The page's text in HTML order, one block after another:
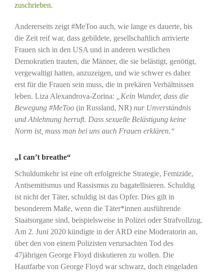
zuschrieben.
Andererseits zeigt #MeToo auch, wie lange es dauerte, bis
die Zeit reif war, dass gebildete, gesellschaftlich arrivierte
Frauen sich in den USA und in anderen westlichen
Demokratien trauten, die Männer, die sie belästigt, genötigt,
vergewaltigt hatten, anzuzeigen, und wie schwer es daher
erst für die Frauen sein muss, die in prekären Verhältnissen
leben. Liza Alexandrova-Zorina:
„Kein Wunder, dass die
Bewegung #MeToo (in Russland, NR) nur Unverständnis
und Ablehnung herruft. Dass sexuelle Belästigung keine
Norm ist, muss man bei uns auch Frauen erklären.“
„I can’t breathe“
Schuldumkehr ist eine oft erfolgreiche Strategie, Femizide,
Antisemitismus und Rassismus zu bagatellisieren. Schuldig
ist nicht der Täter, schuldig ist das Opfer. Dies gilt in
besonderem Maße, wenn die Täter*innen ausführende
Staatsorgane sind, beispielsweise in Polizei oder Strafvollzug.
Am 2. Juni 2020 kündigte in der ARD eine Moderatorin an,
über den von einem Polizisten verursachten Tod des
47jährigen George Floyd diskutieren zu wollen. Die
Hautfarbe von George Floyd war schwarz, doch eingeladen